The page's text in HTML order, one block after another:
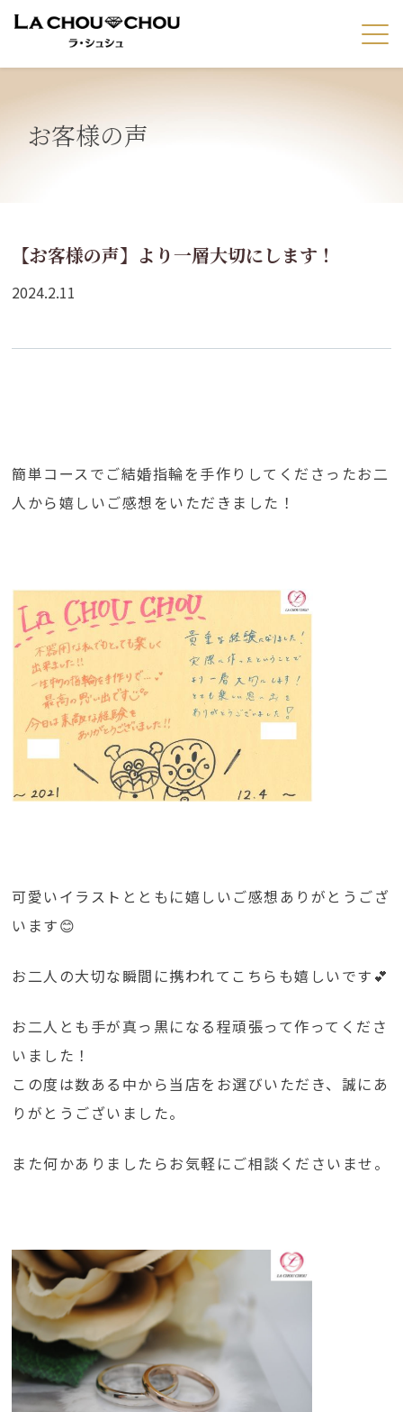
お客様の声
【お客様の声】より一層大切にします！
2024.2.11
簡単コースでご結婚指輪を手作りしてくださったお二
人から嬉しいご感想をいただきました！
可愛いイラストとともに嬉しいご感想ありがとうござ
います😊
お二人の大切な瞬間に携われてこちらも嬉しいです💕
お二人とも手が真っ黒になる程頑張って作ってくださ
いました！
この度は数ある中から当店をお選びいただき、誠にあ
りがとうございました。
また何かありましたらお気軽にご相談くださいませ。